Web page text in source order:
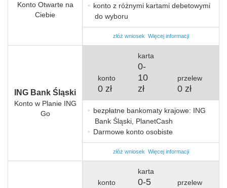
Konto Otwarte na
Ciebie
konto z różnymi kartami debetowymi
do wyboru
złóż wniosek Więcej informacji
ING Bank Śląski
Konto w Planie ING
Go
konto
0 zł
karta
0-
10
zł
przelew
0 zł
bezpłatne bankomaty krajowe: ING
Bank Śląski, PlanetCash
Darmowe konto osobiste
złóż wniosek Więcej informacji
konto
karta
0-5 przelew